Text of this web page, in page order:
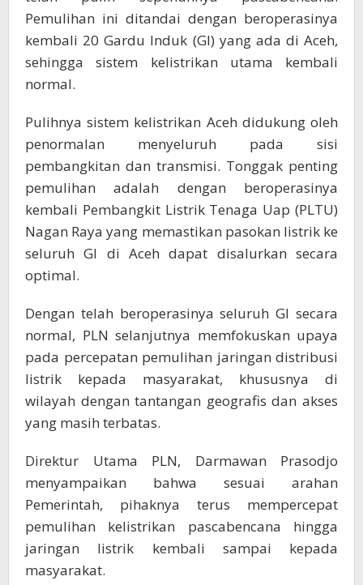
Pemulihan ini ditandai dengan beroperasinya
kembali 20 Gardu Induk (GI) yang ada di Aceh,
sehingga sistem kelistrikan utama kembali
normal.
Pulihnya sistem kelistrikan Aceh didukung oleh
penormalan menyeluruh pada sisi
pembangkitan dan transmisi. Tonggak penting
pemulihan adalah dengan beroperasinya
kembali Pembangkit Listrik Tenaga Uap (PLTU)
Nagan Raya yang memastikan pasokan listrik ke
seluruh GI di Aceh dapat disalurkan secara
optimal.
Dengan telah beroperasinya seluruh GI secara
normal, PLN selanjutnya memfokuskan upaya
pada percepatan pemulihan jaringan distribusi
listrik kepada masyarakat, khususnya di
wilayah dengan tantangan geografis dan akses
yang masih terbatas.
Direktur Utama PLN, Darmawan Prasodjo
menyampaikan bahwa sesuai arahan
Pemerintah, pihaknya terus mempercepat
pemulihan kelistrikan pascabencana hingga
jaringan listrik kembali sampai kepada
masyarakat.